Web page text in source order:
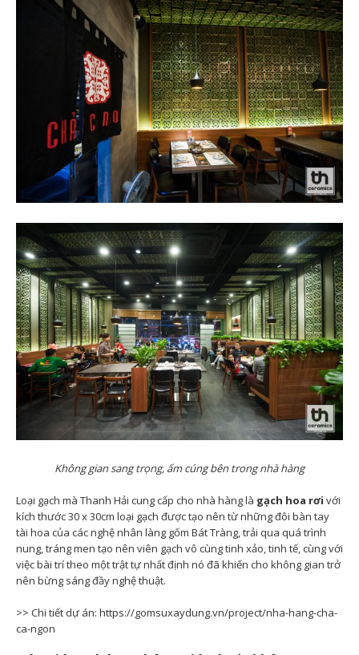
Không gian sang trọng, ấm cúng bên trong nhà hàng
Loại gạch mà Thanh Hải cung cấp cho nhà hàng là gạch hoa rơi với
kích thước 30 x 30cm loại gạch được tạo nên từ những đôi bàn tay
tài hoa của các nghệ nhân làng gốm Bát Tràng, trải qua quá trình
nung, tráng men tạo nên viên gạch vô cùng tinh xảo, tinh tế, cùng với
việc bài trí theo một trật tự nhất định nó đã khiến cho không gian trở
nên bừng sáng đầy nghệ thuật.
>> Chi tiết dự án: https://gomsuxaydung.vn/project/nha-hang-cha-
ca-ngon